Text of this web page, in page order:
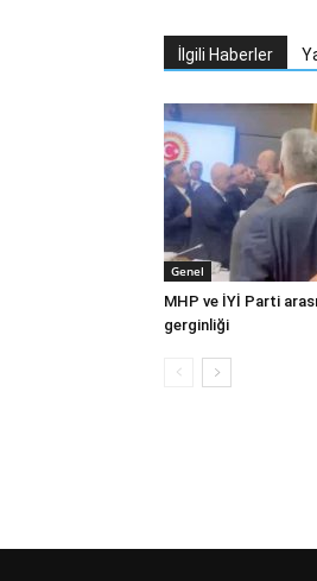
İlgili Haberler
Genel
MHP ve İYİ Parti
gerginliği